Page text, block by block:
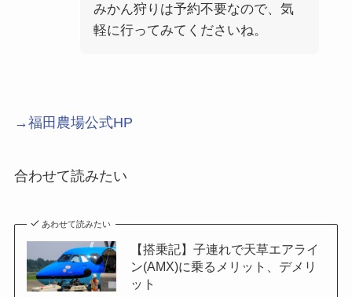
みかん狩りは予約不要なので、気
軽に行ってみてくださいね。
→福田農場公式HP
合わせて読みたい
あわせて読みたい
【搭乗記】子連れで天草エアライ
ン(AMX)に乗るメリット、デメリ
ット